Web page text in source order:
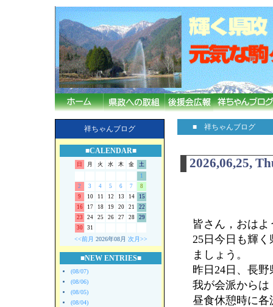
祥ちゃんブログ
■CALENDAR■
日 月 火 水 木 金
土
1
2
3 4 5 6 7
8
9
10 11 12 13 14
15
16
17 18 19 20 21
22
23
24 25 26 27 28
29
30
31
<<前月 2026年08月 次月>>
■NEW ENTRIES■
(08/07)
(08/06)
(08/05)
(08/04)
■ 祥ちゃんブログ
2026,06,25,
皆さん，おは
25日今日も輝
ましょう。
昨日24日、長
我が会派からは
昼食休憩時に